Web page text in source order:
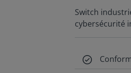
Switch
cybersécurité